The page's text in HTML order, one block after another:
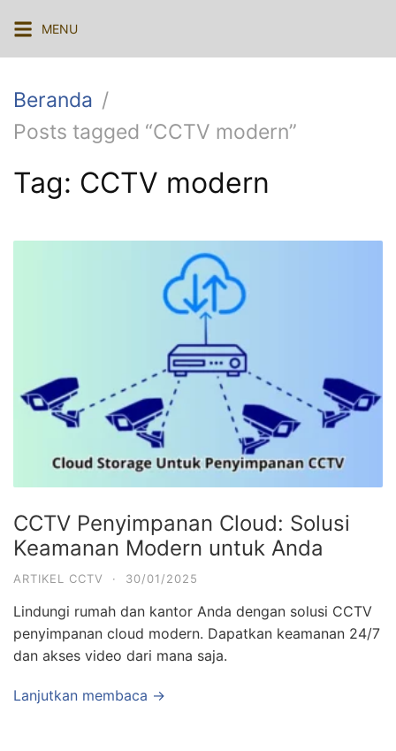
ke
konten
MENU
Beranda
Posts tagged “CCTV modern”
Tag: CCTV modern
CCTV Penyimpanan Cloud: Solusi
Keamanan Modern untuk Anda
ARTIKEL CCTV · 30/01/2025
Lindungi rumah dan kantor Anda dengan solusi CCTV
penyimpanan cloud modern. Dapatkan keamanan 24/7
dan akses video dari mana saja.
Lanjutkan membaca →